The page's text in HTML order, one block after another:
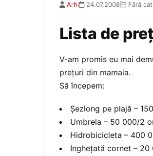
Arhi 24.07.2008 Fără
Lista de
V-am promis eu mai
preţuri din mamaia.
Să începem:
Şezlong pe plajă –
Umbrela – 50 000/2
Hidrobicicleta – 400
Ingheţată cornet – 20